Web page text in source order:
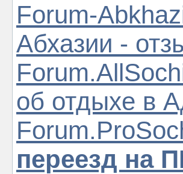
Forum-
Абхазии -
об отдыхе в
переезд на